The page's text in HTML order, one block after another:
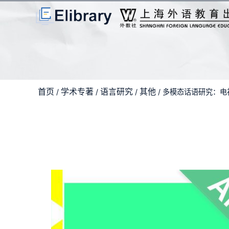
首页 / 学术专著 / 语言研究 / 其他 / 多模态话语研究：